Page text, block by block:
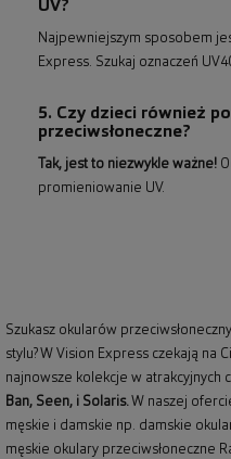
UV?
Najpewniejszym sposobem
Express. Szukaj oznaczeń
5. Czy dzieci również
przeciwsłoneczne?
Tak, jest to niezwykle ważne!
promieniowanie UV.
Szukasz okularów
stylu? W Vision Express czekają na
najnowsze kolekcje w atrakcyjnych
Ban, Seen, i Solaris.W naszej
męskie i damskie np. damskie
męskie okulary przeciwsłoneczne